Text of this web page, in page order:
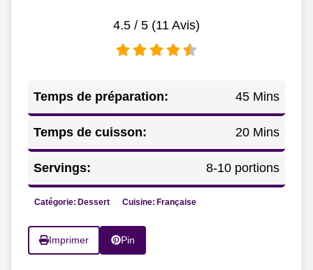
4.5 / 5 (11 Avis)
Temps de préparation: 45 Mins
Temps de cuisson: 20 Mins
Servings: 8-10 portions
Catégorie: Dessert Cuisine: Française
Imprimer Pin